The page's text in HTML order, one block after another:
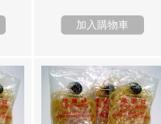
加入購物車